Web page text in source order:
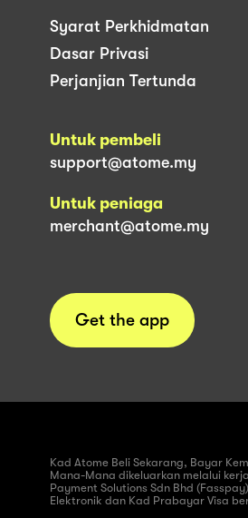
Syarat Perkhidmatan
Dasar Privasi
Perjanjian Tertunda
Untuk pembeli
support@atome.my
Untuk peniaga
merchant@atome.my
Get the app
Kad Atome Beli Sekarang, Bayar
Mana-Mana dikeluarkan melalui
Payment Solutions Sdn Bhd
Elektronik dan Kad Prabayar Visa